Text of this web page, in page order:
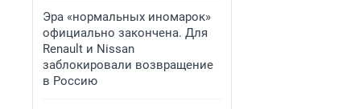
Эра «нормальных иномарок»
официально закончена. Для
Renault и Nissan
заблокировали возвращение
в Россию